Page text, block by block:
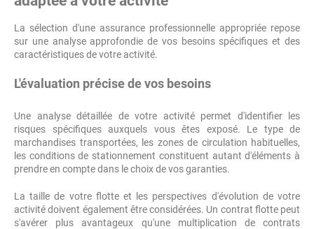
La sélection d'une assurance professionnelle appropriée repose
sur une analyse approfondie de vos besoins spécifiques et des
caractéristiques de votre activité.
L'évaluation précise de vos besoins
Une analyse détaillée de votre activité permet d'identifier les
risques spécifiques auxquels vous êtes exposé. Le type de
marchandises transportées, les zones de circulation habituelles,
les conditions de stationnement constituent autant d'éléments à
prendre en compte dans le choix de vos garanties.
La taille de votre flotte et les perspectives d'évolution de votre
activité doivent également être considérées. Un contrat flotte peut
s'avérer plus avantageux qu'une multiplication de contrats